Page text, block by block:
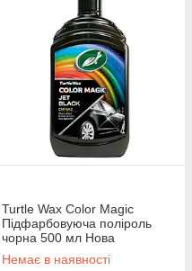
Turtle Wax Color Magic
Підфарбовуюча поліроль
чорна 500 мл Нова
покращена формула!
Немає в наявності